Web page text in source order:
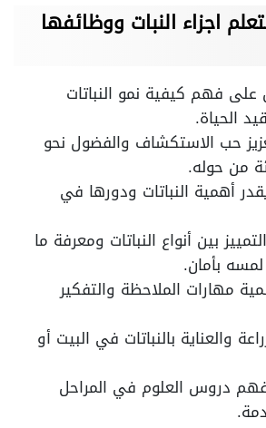
اجزاء النبات ووظائفها
فهم كيفية نمو النباتات
الحياة.
حب الاستكشاف والفضول نحو
من حوله.
أهمية النباتات ودورها في
بين أنواع النباتات ومعرفة ما
بأمان.
مهارات الملاحظة والتفكير
والعناية بالنباتات في البيت أو
دروس العلوم في المراحل